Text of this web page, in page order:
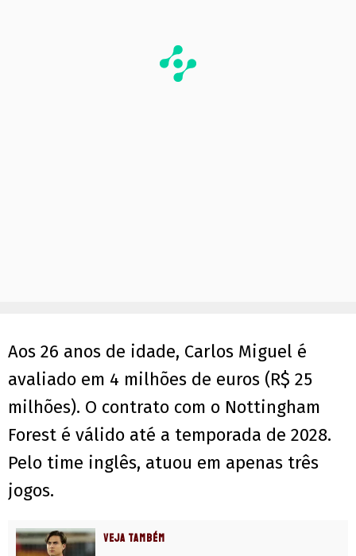
Aos 26 anos de idade, Carlos Miguel é
avaliado em 4 milhões de euros (R$ 25
milhões). O contrato com o Nottingham
Forest é válido até a temporada de 2028.
Pelo time inglês, atuou em apenas três
jogos.
VEJA TAMBÉM